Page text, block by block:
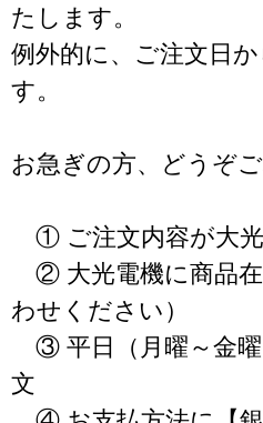
たします。
例外的に、ご注文日
す。
お急ぎの方、どうぞ
① ご注文内容が大光
② 大光電機に商品在
わせください）
③ 平日（月曜～金曜
文